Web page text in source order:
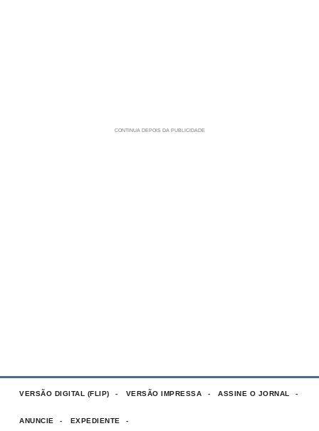
VERSÃO DIGITAL (FLIP) VERSÃO IMPRESSA ASSINE O JORNAL
ANUNCIE EXPEDIENTE